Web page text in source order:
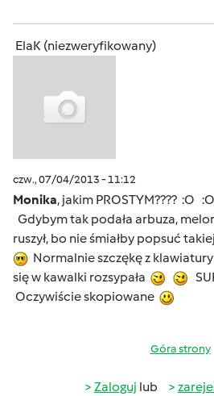
ElaK (niezweryfikowany)
czw., 07/04/2013 - 11:12
Monika, jakim PROSTYM???? :O
Gdybym tak podała arbuza,
ruszył, bo nie śmiałby popsuć
Normalnie szczękę z
się w kawalki rozsypała
Oczywiście skopiowane
Góra strony
Zaloguj lub